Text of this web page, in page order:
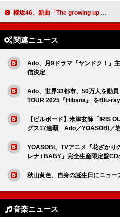
櫻坂46、新曲「The growing up train」先行配信＆MVプレミア公開へ
関連ニュース
Ado、月9ドラマ『ヤンドク！』
信決定
Ado、世界33都市、50万人を動
TOUR 2025『Hibana』 をBlu-
【ビルボード】米津玄師「IRIS
グス17連覇 Ado／YOASOBI／
YOASOBI、TVアニメ『花ざかり
レナ / BABY』完全生産限定盤CD
秋山黄色、自身の誕生日にニュ
音楽ニュース